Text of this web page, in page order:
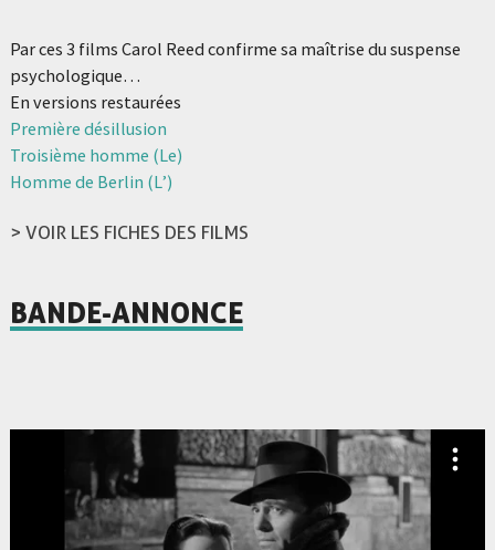
Par ces 3 films Carol Reed confirme sa maîtrise du suspense
psychologique…
En versions restaurées
Première désillusion
Troisième homme (Le)
Homme de Berlin (L’)
> VOIR LES FICHES DES FILMS
BANDE-ANNONCE